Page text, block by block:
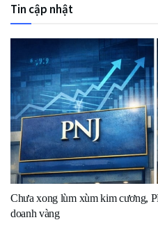
Tin cập nhật
Chưa xong lùm xùm kim cương,
doanh vàng